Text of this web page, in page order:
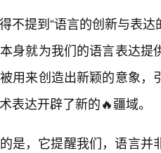
不提到“语言的创新与表
身就为我们的语言表达
用来创造出新颖的意象
表达开辟了新的🔥疆域。
是，它提醒我们，语言